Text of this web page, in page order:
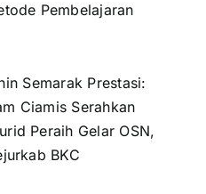
Pembelajaran
Semarak Prestasi:
Ciamis Serahkan
Peraih Gelar OSN,
BKC